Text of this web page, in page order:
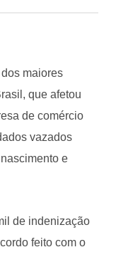
maiores
que afetou
de comércio
vazados
e
de indenização
feito com o